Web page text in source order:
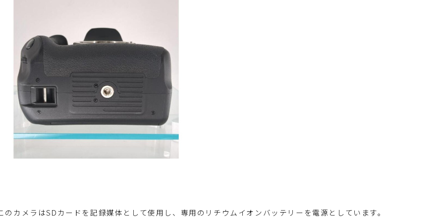
のカメラはSDカードを記録媒体として使用し、専用のリチウムイオンバッテリーを電源としています。